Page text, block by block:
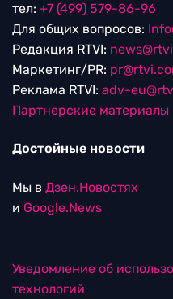
тел: +7 (499) 579-86-96
Для общих вопросов:
Редакция RTVI:
Маркетинг/PR:
Реклама RTVI: adv-
Партнерские материалы
Достойные новости
Мы в Дзен.Новостях
и Google.News
Уведомление об
технологий